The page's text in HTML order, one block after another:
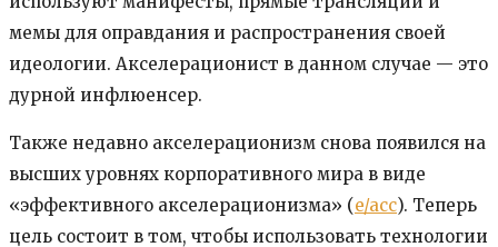
мемы для оправдания и распространения своей
идеологии. Акселерационист в данном случае — это
дурной инфлюенсер.
Также недавно акселерационизм снова появился на
высших уровнях корпоративного мира в виде
«эффективного акселерационизма» (e/acc). Теперь
цель состоит в том, чтобы использовать технологии